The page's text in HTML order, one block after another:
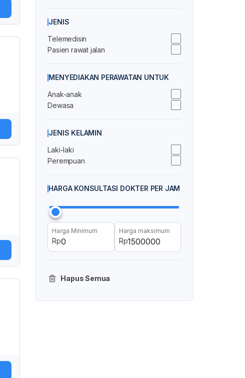
JENIS
Telemedisin
Pasien rawat jalan
MENYEDIAKAN PERAWATAN UNTUK
Anak-anak
Dewasa
JENIS KELAMIN
Laki-laki
Perempuan
HARGA KONSULTASI DOKTER PER JAM
Harga Minimum
Rp
Harga maksimum
Rp
Hapus Semua